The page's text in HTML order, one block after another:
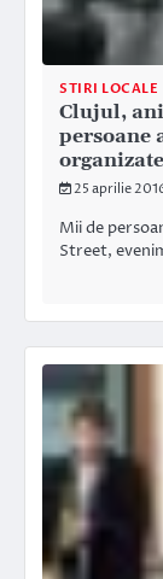
STIRI LOCALE
Clujul,
persoane
25 aprilie
Mii de
Street,